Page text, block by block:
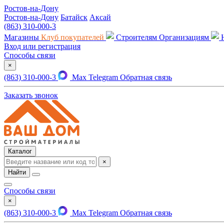
Ростов-на-Дону
Ростов-на-Дону Батайск Аксай
(863) 310-000-3
Магазины Клуб покупателей Строителям Организациям
Вход или регистрация
Способы связи
×
(863) 310-000-3 Max Telegram Обратная связь
Заказать звонок
Каталог
×
Найти
Способы связи
×
(863) 310-000-3 Max Telegram Обратная связь